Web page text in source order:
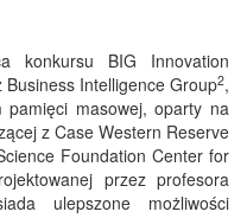
konkursu BIG Innovation
Intelligence Group2,
pamięci masowej, oparty na
z Case Western Reserve
Foundation Center for
przez profesora
ulepszone możliwości